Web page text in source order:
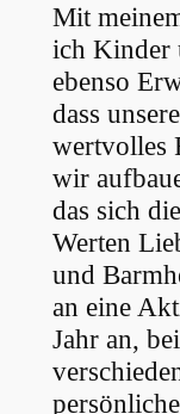
Mit
ich Kinder
ebenso
dass
wertvolles
wir
das sich
Werten
und
an eine
Jahr an,